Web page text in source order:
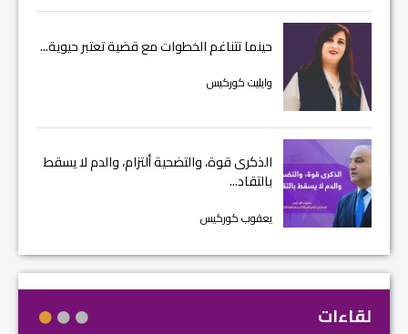
حينما تتناغم الخطوات مع قضية تعتبر حيوية...
وايليت كوركيس
الذكرى قوة، والتضحية ألتزام، والدم لا يسقط
بالتقاد...
يعقوب كوركيس
لقاءات